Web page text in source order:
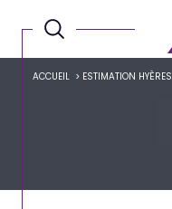
ACCUEIL ESTIMATION HYÈRES